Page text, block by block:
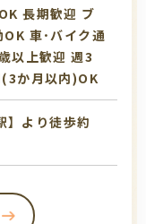
長期歓迎 ブ
OK 車･バイク通
以上歓迎 週3
か月以内)OK
】より徒歩約